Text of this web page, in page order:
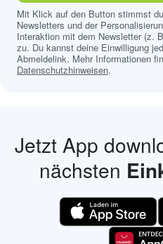
Mit Klick auf den Button stimmst
Newsletters und der
Interaktion mit dem Newsletter (z.
zu. Du kannst deine Einwilligung
Abmeldelink. Mehr Informationen
Datenschutzhinweisen.
Jetzt App
nächsten